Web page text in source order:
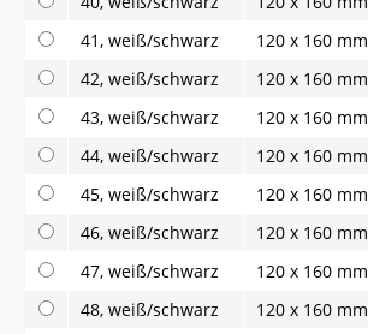
41, weiß/schwarz
120 x 160 mm
42, weiß/schwarz
120 x 160 mm
43, weiß/schwarz
120 x 160 mm
44, weiß/schwarz
120 x 160 mm
45, weiß/schwarz
120 x 160 mm
46, weiß/schwarz
120 x 160 mm
47, weiß/schwarz
120 x 160 mm
48, weiß/schwarz
120 x 160 mm